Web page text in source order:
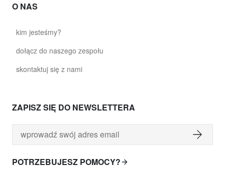
O NAS
kim jesteśmy?
dołącz do naszego zespołu
skontaktuj się z nami
ZAPISZ SIĘ DO NEWSLETTERA
POTRZEBUJESZ POMOCY?